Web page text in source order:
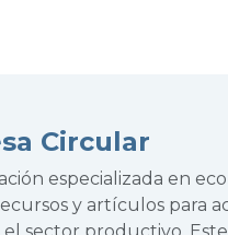
Circular
especializada en
y artículos para